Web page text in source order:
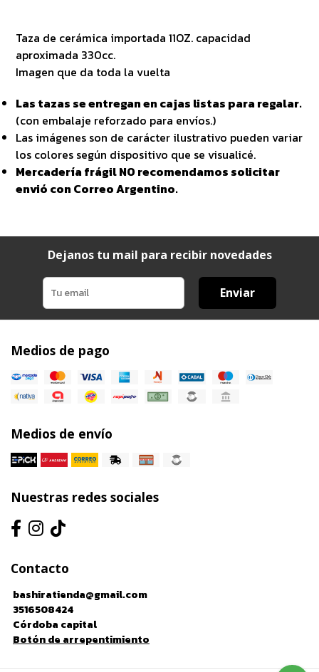
Taza de cerámica importada 11OZ. capacidad
aproximada 330cc.
Imagen que da toda la vuelta
Las tazas se entregan en cajas listas para regalar.
(con embalaje reforzado para envíos.)
Las imágenes son de carácter ilustrativo pueden variar
los colores según dispositivo que se visualicé.
Mercadería frágil NO recomendamos solicitar
envió con Correo Argentino.
Dejanos tu mail para recibir novedades
Enviar
Medios de pago
Medios de envío
Nuestras redes sociales
Contacto
bashiratienda@gmail.com
3516508424
Córdoba capital
Botón de arrepentimiento